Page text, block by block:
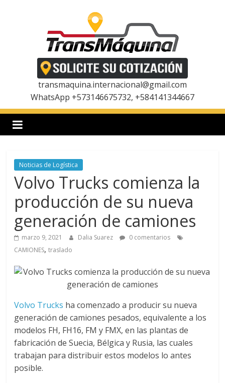
a
s
m
a
q
n
a
transmaquina.internacional@gmail.com
WhatsApp +573146675732, +584141344667
Noticias de Logística
Volvo Trucks comienza la
producción de su nueva
generación de camiones
marzo 9, 2021 Dalia Suarez
0 comentarios
CAMIONES,traslado
Volvo Trucks ha comenzado a producir su nueva
generación de camiones pesados, equivalente a los
modelos FH, FH16, FM y FMX, en las plantas de
fabricación de Suecia, Bélgica y Rusia, las cuales
trabajan para distribuir estos modelos lo antes
posible.